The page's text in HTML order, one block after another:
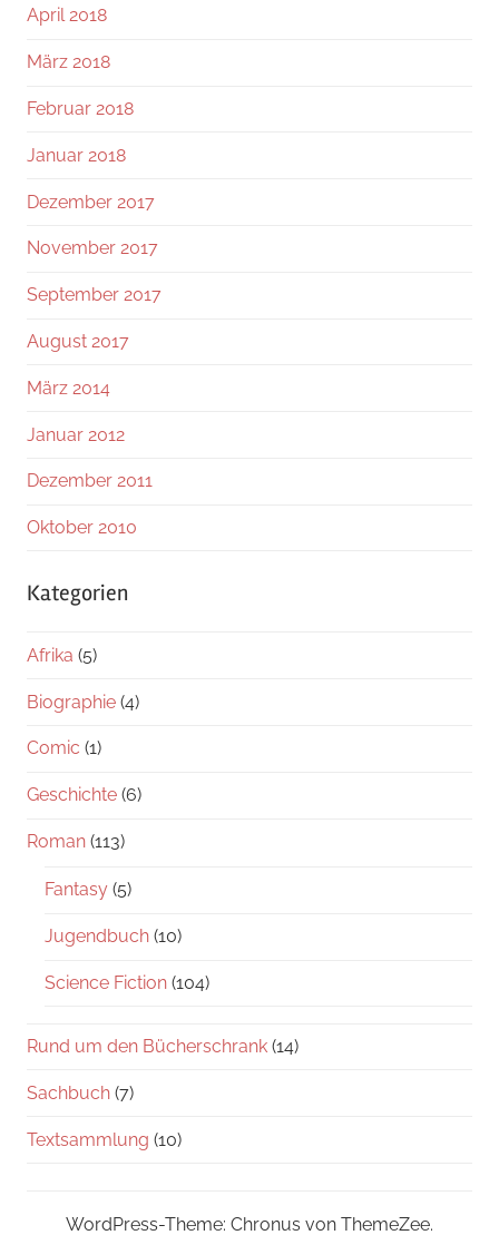
April 2018
März 2018
Februar 2018
Januar 2018
Dezember 2017
November 2017
September 2017
August 2017
März 2014
Januar 2012
Dezember 2011
Oktober 2010
Kategorien
Afrika (5)
Biographie (4)
Comic (1)
Geschichte (6)
Roman (113)
Fantasy (5)
Jugendbuch (10)
Science Fiction (104)
Rund um den Bücherschrank (14)
Sachbuch (7)
Textsammlung (10)
WordPress-Theme: Chronus von ThemeZee.